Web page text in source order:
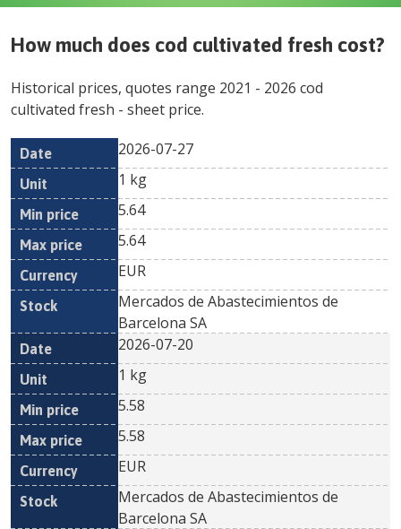
How much does cod cultivated fresh cost?
Historical prices, quotes range 2021 - 2026 cod
cultivated fresh - sheet price.
Date Unit
Min
Currency
2026-07-27
1 kg
5.64
5.64
EUR
Mercados de Abastecimientos de
Barcelona SA
2026-07-20
1 kg
5.58
5.58
EUR
Mercados de Abastecimientos de
Barcelona SA